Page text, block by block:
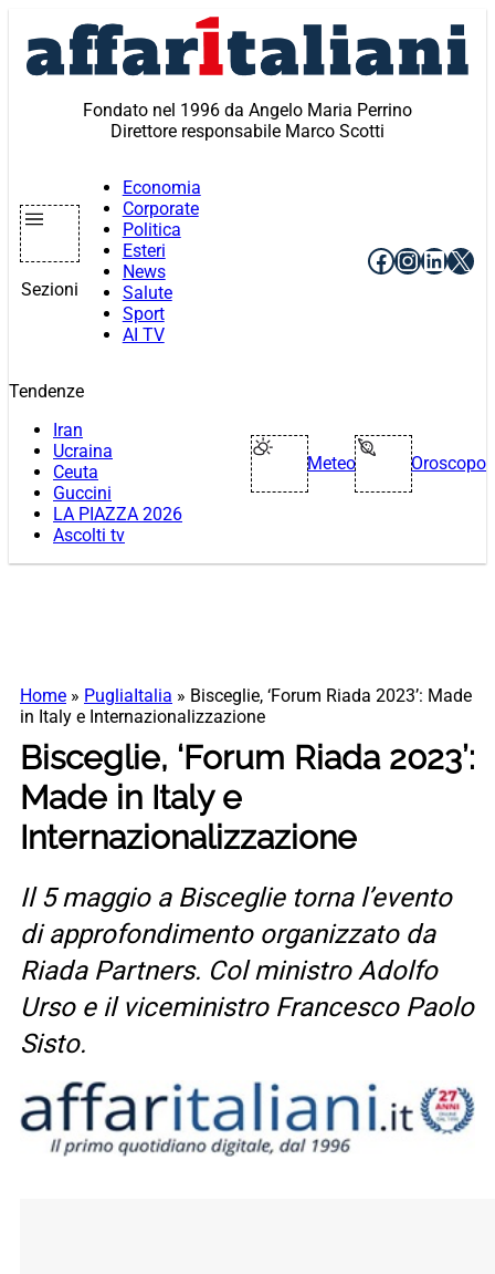
contenuto
Fondato nel 1996 da Angelo Maria Perrino
Direttore responsabile Marco Scotti
Sezioni
Economia
Corporate
Politica
Esteri
News
Salute
Sport
AI TV
Facebook
X
Tendenze
Iran
Ucraina
Ceuta
Guccini
LA PIAZZA 2026
Ascolti tv
Meteo Oroscopo
Home » PugliaItalia » Bisceglie, ‘Forum Riada 2023’: Made
in Italy e Internazionalizzazione
Bisceglie, ‘Forum Riada 2023’:
Made in Italy e
Internazionalizzazione
Il 5 maggio a Bisceglie torna l’evento
di approfondimento organizzato da
Riada Partners. Col ministro Adolfo
Urso e il viceministro Francesco Paolo
Sisto.